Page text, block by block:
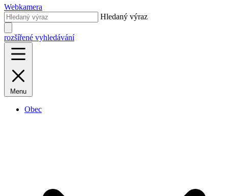
Webkamera
Hledaný výraz
rozšířené vyhledávání
Menu
Obec